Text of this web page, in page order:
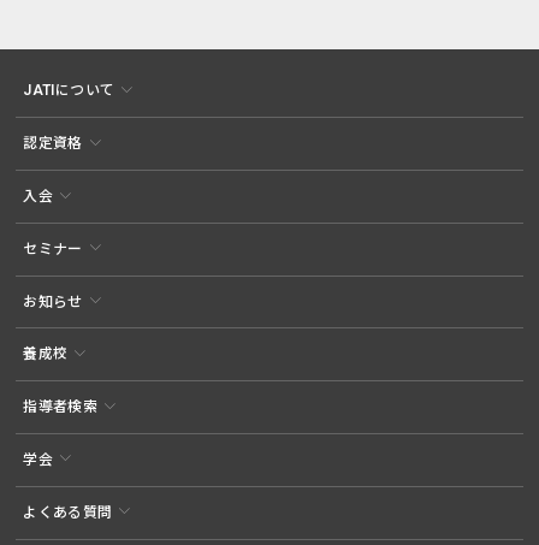
JATIについて
認定資格
入会
セミナー
お知らせ
養成校
指導者検索
学会
よくある質問